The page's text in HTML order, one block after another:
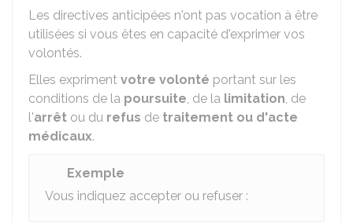
Les directives anticipées n'ont pas vocation à être
utilisées si vous êtes en capacité d'exprimer vos
volontés.
Elles expriment votre volonté portant sur les
conditions de la poursuite, de la limitation, de
l'arrêt ou du refus de traitement ou d'acte
médicaux.
Exemple
Vous indiquez accepter ou refuser :